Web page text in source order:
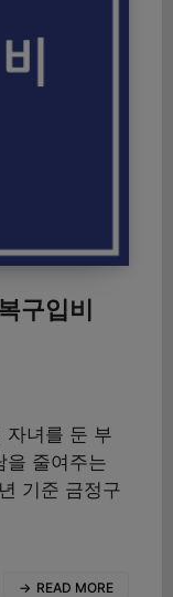
구입비
자녀를 둔 부
을 줄여주는
기준 금정구
READ MORE